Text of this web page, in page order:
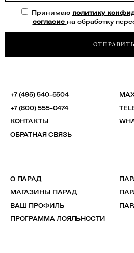
Принимаю политику
согласие на обработку
ОТПРАВИТЬ
+7 (495) 540-5504
+7 (800) 555-0474
КОНТАКТЫ
ОБРАТНАЯ СВЯЗЬ
О ПАРАД
МАГАЗИНЫ ПАРАД
ВАШ ПРОФИЛЬ
ПРОГРАММА ЛОЯЛЬНОСТИ